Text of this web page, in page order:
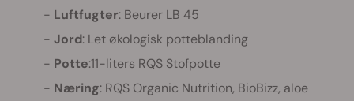
Luftfugter: Beurer LB 45
Jord: Let økologisk potteblanding
Potte:11-liters RQS Stofpotte
Næring: RQS Organic Nutrition, BioBizz, aloe